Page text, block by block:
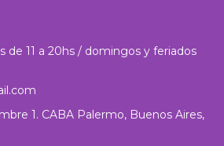
de 11 a 20hs / domingos y feriados
1. CABA Palermo, Buenos Aires,